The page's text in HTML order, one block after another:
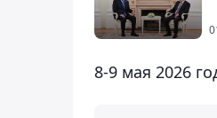
8-9 мая 2026